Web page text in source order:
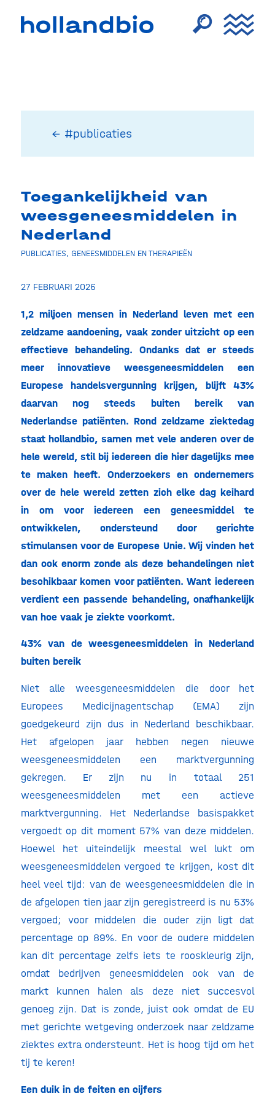
← #publicaties
Toegankelijkheid van
weesgeneesmiddelen in
Nederland
PUBLICATIES, GENEESMIDDELEN EN THERAPIEËN
27 FEBRUARI 2026
1,2 miljoen mensen in Nederland leven met een
zeldzame aandoening, vaak zonder uitzicht op een
effectieve behandeling. Ondanks dat er steeds
meer innovatieve weesgeneesmiddelen een
Europese handelsvergunning krijgen, blijft 43%
daarvan nog steeds buiten bereik van
Nederlandse patiënten. Rond zeldzame ziektedag
staat hollandbio, samen met vele anderen over de
hele wereld, stil bij iedereen die hier dagelijks mee
te maken heeft. Onderzoekers en ondernemers
over de hele wereld zetten zich elke dag keihard
in om voor iedereen een geneesmiddel te
ontwikkelen, ondersteund door gerichte
stimulansen voor de Europese Unie. Wij vinden het
dan ook enorm zonde als deze behandelingen niet
beschikbaar komen voor patiënten. Want iedereen
verdient een passende behandeling, onafhankelijk
van hoe vaak je ziekte voorkomt.
43% van de weesgeneesmiddelen in Nederland
buiten bereik
Niet alle weesgeneesmiddelen die door het
Europees Medicijnagentschap (EMA) zijn
goedgekeurd zijn dus in Nederland beschikbaar.
Het afgelopen jaar hebben negen nieuwe
weesgeneesmiddelen een marktvergunning
gekregen. Er zijn nu in totaal 251
weesgeneesmiddelen met een actieve
marktvergunning. Het Nederlandse basispakket
vergoedt op dit moment 57% van deze middelen.
Hoewel het uiteindelijk meestal wel lukt om
weesgeneesmiddelen vergoed te krijgen, kost dit
heel veel tijd: van de weesgeneesmiddelen die in
de afgelopen tien jaar zijn geregistreerd is nu 53%
vergoed; voor middelen die ouder zijn ligt dat
percentage op 89%. En voor de oudere middelen
kan dit percentage zelfs iets te rooskleurig zijn,
omdat bedrijven geneesmiddelen ook van de
markt kunnen halen als deze niet succesvol
genoeg zijn. Dat is zonde, juist ook omdat de EU
met gerichte wetgeving onderzoek naar zeldzame
ziektes extra ondersteunt. Het is hoog tijd om het
tij te keren!
Een duik in de feiten en cijfers